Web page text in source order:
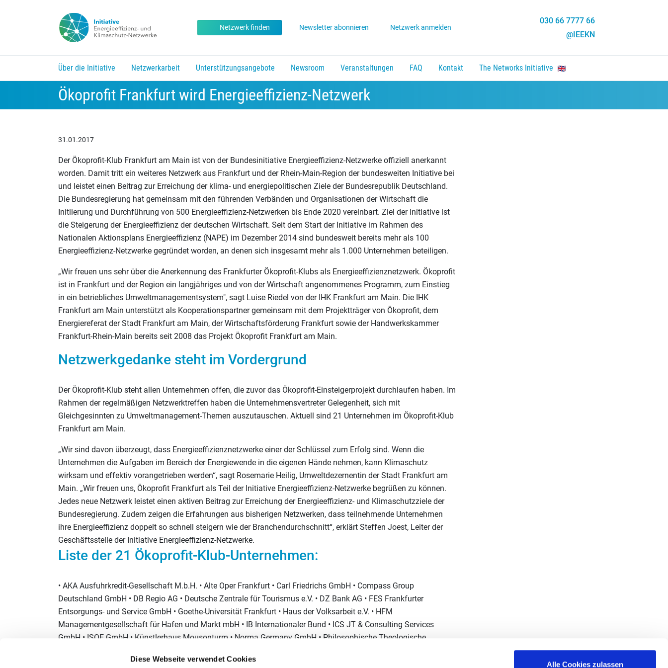
Diese Webseite verwendet Cookies
Alle Cookies zulassen
Netzwerk finden Newsletter abonnieren Netzwerk anmelden
030 66 7777 66
@IEEKN
Über die Initiative
Untermenü vorhanden. Pfeil nach unten um zu öffnen, Enter um Link zu folgen.
Netzwerkarbeit
Untermenü vorhanden. Pfeil nach unten um zu öffnen, Enter um Link zu folgen.
Unterstützungsangebote
Untermenü vorhanden. Pfeil nach unten um zu öffnen, Enter um Link zu folgen.
Newsroom
Untermenü vorhanden. Pfeil nach unten um zu öffnen, Enter um Link zu folgen.
Veranstaltungen
Untermenü vorhanden. Pfeil nach unten um zu öffnen, Enter um Link zu folgen.
FAQ Kontakt The Networks Initiative
Ökoprofit Frankfurt wird Energieeffizienz-Netzwerk
31.01.2017
Der Ökoprofit-Klub Frankfurt am Main ist von der Bundesinitiative Energieeffizienz-Netzwerke offiziell anerkannt
worden. Damit tritt ein weiteres Netzwerk aus Frankfurt und der Rhein-Main-Region der bundesweiten Initiative bei
und leistet einen Beitrag zur Erreichung der klima- und energiepolitischen Ziele der Bundesrepublik Deutschland.
Die Bundesregierung hat gemeinsam mit den führenden Verbänden und Organisationen der Wirtschaft die
Initiierung und Durchführung von 500 Energieeffizienz-Netzwerken bis Ende 2020 vereinbart. Ziel der Initiative ist
die Steigerung der Energieeffizienz der deutschen Wirtschaft. Seit dem Start der Initiative im Rahmen des
Nationalen Aktionsplans Energieeffizienz (NAPE) im Dezember 2014 sind bundesweit bereits mehr als 100
Energieeffizienz-Netzwerke gegründet worden, an denen sich insgesamt mehr als 1.000 Unternehmen beteiligen.
„Wir freuen uns sehr über die Anerkennung des Frankfurter Ökoprofit-Klubs als Energieeffizienznetzwerk. Ökoprofit
ist in Frankfurt und der Region ein langjähriges und von der Wirtschaft angenommenes Programm, zum Einstieg
in ein betriebliches Umweltmanagementsystem", sagt Luise Riedel von der IHK Frankfurt am Main. Die IHK
Frankfurt am Main unterstützt als Kooperationspartner gemeinsam mit dem Projektträger von Ökoprofit, dem
Energiereferat der Stadt Frankfurt am Main, der Wirtschaftsförderung Frankfurt sowie der Handwerkskammer
Frankfurt-Rhein-Main bereits seit 2008 das Projekt Ökoprofit Frankfurt am Main.
Netzwerkgedanke steht im Vordergrund
Der Ökoprofit-Klub steht allen Unternehmen offen, die zuvor das Ökoprofit-Einsteigerprojekt durchlaufen haben. Im
Rahmen der regelmäßigen Netzwerktreffen haben die Unternehmensvertreter Gelegenheit, sich mit
Gleichgesinnten zu Umweltmanagement-Themen auszutauschen. Aktuell sind 21 Unternehmen im Ökoprofit-Klub
Frankfurt am Main.
„Wir sind davon überzeugt, dass Energieeffizienznetzwerke einer der Schlüssel zum Erfolg sind. Wenn die
Unternehmen die Aufgaben im Bereich der Energiewende in die eigenen Hände nehmen, kann Klimaschutz
wirksam und effektiv vorangetrieben werden“, sagt Rosemarie Heilig, Umweltdezernentin der Stadt Frankfurt am
Main. „Wir freuen uns, Ökoprofit Frankfurt als Teil der Initiative Energieeffizienz-Netzwerke begrüßen zu können.
Jedes neue Netzwerk leistet einen aktiven Beitrag zur Erreichung der Energieeffizienz- und Klimaschutzziele der
Bundesregierung. Zudem zeigen die Erfahrungen aus bisherigen Netzwerken, dass teilnehmende Unternehmen
ihre Energieeffizienz doppelt so schnell steigern wie der Branchendurchschnitt“, erklärt Steffen Joest, Leiter der
Geschäftsstelle der Initiative Energieeffizienz-Netzwerke.
Liste der 21 Ökoprofit-Klub-Unternehmen:
• AKA Ausfuhrkredit-Gesellschaft M.b.H. • Alte Oper Frankfurt • Carl Friedrichs GmbH • Compass Group
Deutschland GmbH • DB Regio AG • Deutsche Zentrale für Tourismus e.V. • DZ Bank AG • FES Frankfurter
Entsorgungs- und Service GmbH • Goethe-Universität Frankfurt • Haus der Volksarbeit e.V. • HFM
Managementgesellschaft für Hafen und Markt mbH • IB Internationaler Bund • ICS JT & Consulting Services
GmbH • ISOE GmbH • Künstlerhaus Mousonturm • Norma Germany GmbH • Philosophische Theologische
Holding AG • VerkehrsGesellschaft Frankfurt am Main mbH • VR Leasing Gruppe